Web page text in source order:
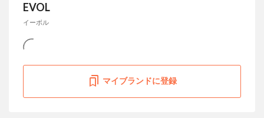
EVOL
イーボル
マイブランドに登録